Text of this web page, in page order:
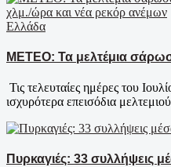
Ελλάδα
ΜΕΤΕΟ: Τα μελτέμια
Τις τελευταίες ημέρες του
ισχυρότερα επεισόδια
Πυρκαγιές: 33 συλλήψεις